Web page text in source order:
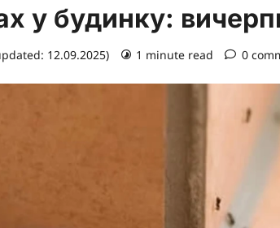
у будинку:
12.09.2025) 1 minute read 0